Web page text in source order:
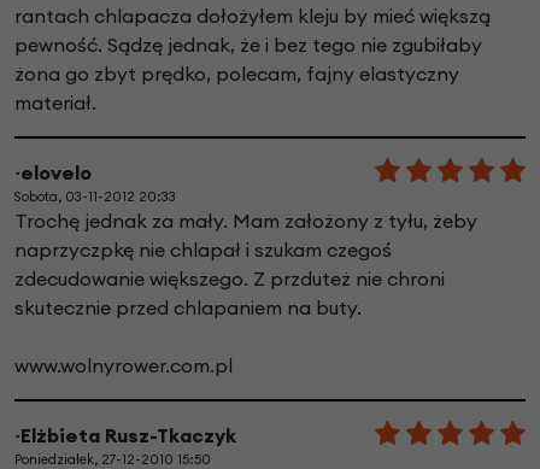
rantach chlapacza dołożyłem kleju by mieć większą
pewność. Sądzę jednak, że i bez tego nie zgubiłaby
żona go zbyt prędko, polecam, fajny elastyczny
materiał.
~elovelo
Sobota, 03-11-2012 20:33
Trochę jednak za mały. Mam założony z tyłu, żeby
naprzyczpkę nie chlapał i szukam czegoś
zdecudowanie większego. Z przduteż nie chroni
skutecznie przed chlapaniem na buty.
www.wolnyrower.com.pl
~Elżbieta Rusz-Tkaczyk
Poniedziałek, 27-12-2010 15:50